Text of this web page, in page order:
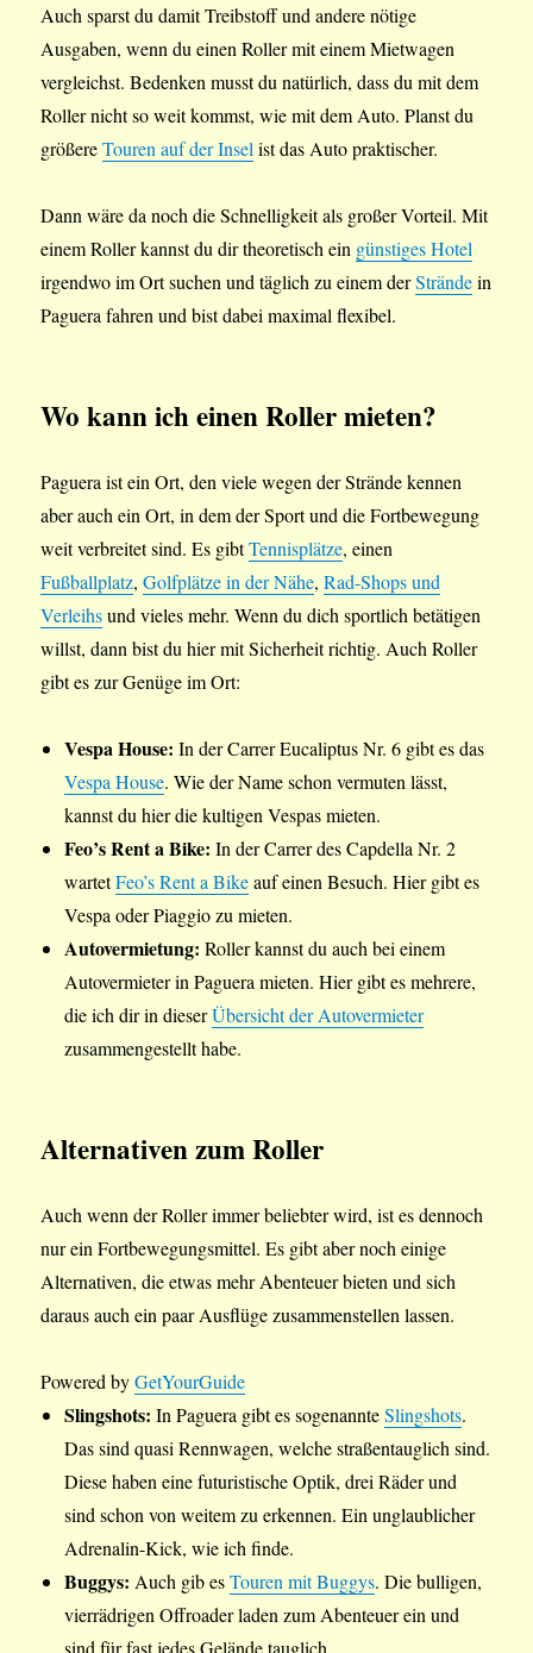
Auch sparst du damit Treibstoff und andere nötige
Ausgaben, wenn du einen Roller mit einem Mietwagen
vergleichst. Bedenken musst du natürlich, dass du mit dem
Roller nicht so weit kommst, wie mit dem Auto. Planst du
größereTouren auf der Insel ist das Auto praktischer.
Dann wäre da noch die Schnelligkeit als großer Vorteil. Mit
einem Roller kannst du dir theoretisch ein günstiges Hotel
irgendwo im Ort suchen und täglich zu einem derSträndein
Paguera fahren und bist dabei maximal flexibel.
Wo kann ich einen Roller mieten?
Paguera ist ein Ort, den viele wegen der Strände kennen
aber auch ein Ort, in dem der Sport und die Fortbewegung
weit verbreitet sind. Es gibtTennisplätze, einen
Fußballplatz,Golfplätze in der Nähe,Rad-Shops und
Verleihsund vieles mehr. Wenn du dich sportlich betätigen
willst, dann bist du hier mit Sicherheit richtig. Auch Roller
gibt es zur Genüge im Ort:
Vespa House: In der Carrer Eucaliptus Nr. 6 gibt es das
Vespa House. Wie der Name schon vermuten lässt,
kannst du hier die kultigen Vespas mieten.
Feo’s Rent a Bike: In der Carrer des Capdella Nr. 2
wartetFeo’s Rent a Bikeauf einen Besuch. Hier gibt es
Vespa oder Piaggio zu mieten.
Autovermietung: Roller kannst du auch bei einem
Autovermieter in Paguera mieten. Hier gibt es mehrere,
die ich dir in dieserÜbersicht der Autovermieter
zusammengestellt habe.
Alternativen zum Roller
Auch wenn der Roller immer beliebter wird, ist es dennoch
nur ein Fortbewegungsmittel. Es gibt aber noch einige
Alternativen, die etwas mehr Abenteuer bieten und sich
daraus auch ein paar Ausflüge zusammenstellen lassen.
Powered byGetYourGuide
Slingshots: In Paguera gibt es sogenannteSlingshots.
Das sind quasi Rennwagen, welche straßentauglich sind.
Diese haben eine futuristische Optik, drei Räder und
sind schon von weitem zu erkennen. Ein unglaublicher
Adrenalin-Kick, wie ich finde.
Buggys: Auch gib esTouren mit Buggys. Die bulligen,
vierrädrigen Offroader laden zum Abenteuer ein und
sind für fast jedes Gelände tauglich.